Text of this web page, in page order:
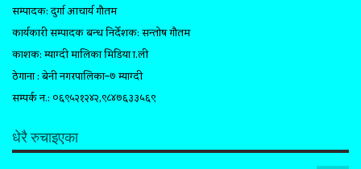
सम्पादक: दुर्गा आचार्य गौतम
कार्यकारी सम्पादक प्रबन्ध निर्देशक: सन्तोष गौतम
प्रकाशक: म्याग्दी मालिका मिडिया प्रा.ली
ठेगाना : बेनी नगरपालिका–७ म्याग्दी
सम्पर्क न.: ०६९५२१२४२,९८४७६३३५६९
धेरै रुचाइएका